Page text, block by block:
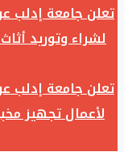
تعلن جامعة إدلب
لشراء وتوريد
تعلن جامعة إدلب
لأعمال تجهيز